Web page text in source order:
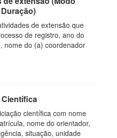
de extensão que
de registro, ano do
nome do (a) coordenador
científica com nome
nome do orientador,
situação, unidade